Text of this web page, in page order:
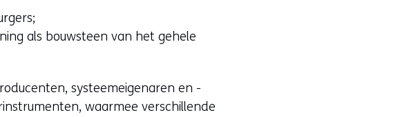
als bouwsteen van het gehele
systeemeigenaren en -
waarmee verschillende